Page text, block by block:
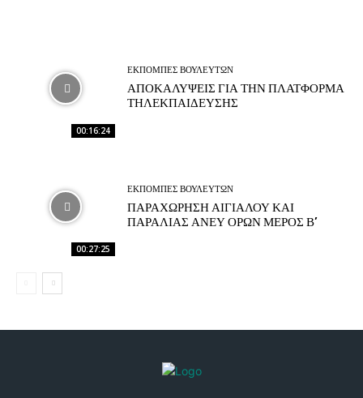
00:16:24
ΕΚΠΟΜΠΕΣ ΒΟΥΛΕΥΤΩΝ
ΑΠΟΚΑΛΥΨΕΙΣ ΓΙΑ ΤΗΝ ΠΛΑΤΦΟΡΜΑ
ΤΗΛΕΚΠΑΙΔΕΥΣΗΣ
00:27:25
ΕΚΠΟΜΠΕΣ ΒΟΥΛΕΥΤΩΝ
ΠΑΡΑΧΩΡΗΣΗ ΑΙΓΙΑΛΟΥ ΚΑΙ
ΠΑΡΑΛΙΑΣ ΑΝΕΥ ΟΡΩΝ ΜΕΡΟΣ Β’